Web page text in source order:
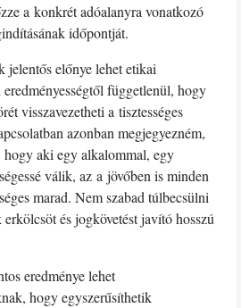
a konkrét adóalanyra vonatkozó
időpontját.
jelentős előnye lehet etikai
függetlenül, hogy
visszavezetheti a tisztességes
azonban megjegyezném,
aki egy alkalommal, egy
válik, az a jövőben is minden
marad. Nem szabad túlbecsülni
és jogkövetést javító hosszú
eredménye lehet
hogy egyszerűsíthetik